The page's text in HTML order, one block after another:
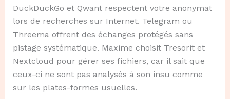
DuckDuckGo et Qwant respectent votre anonymat
lors de recherches sur Internet. Telegram ou
Threema offrent des échanges protégés sans
pistage systématique. Maxime choisit Tresorit et
Nextcloud pour gérer ses fichiers, car il sait que
ceux-ci ne sont pas analysés à son insu comme
sur les plates-formes usuelles.